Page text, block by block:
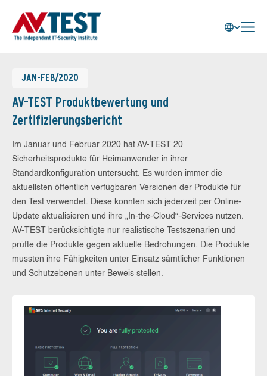
JAN-FEB/2020
AV-TEST Produktbewertung und
Zertifizierungsbericht
Im Januar und Februar 2020 hat AV-TEST 20
Sicherheitsprodukte für Heimanwender in ihrer
Standardkonfiguration untersucht. Es wurden immer die
aktuellsten öffentlich verfügbaren Versionen der Produkte für
den Test verwendet. Diese konnten sich jederzeit per Online-
Update aktualisieren und ihre „In-the-Cloud“-Services nutzen.
AV-TEST berücksichtigte nur realistische Testszenarien und
prüfte die Produkte gegen aktuelle Bedrohungen. Die Produkte
mussten ihre Fähigkeiten unter Einsatz sämtlicher Funktionen
und Schutzebenen unter Beweis stellen.